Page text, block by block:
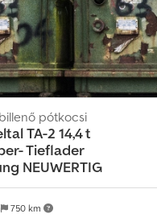
750 km
pótkocsi
TA-2 14,4 t
Tieflader
NEUWERTIG